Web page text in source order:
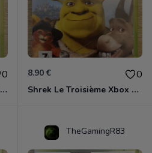
0
Sniper Ghost Warrior Xbox 360
8.90 € 0
Shrek Le Troisième Xbox 360
TheGamingR83